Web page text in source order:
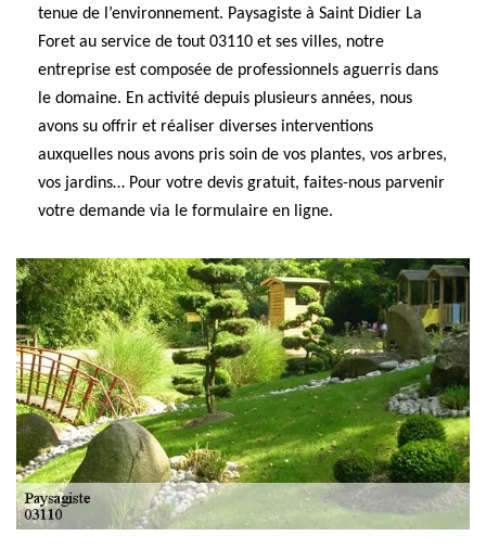
tenue de l’environnement. Paysagiste à Saint Didier La
Foret au service de tout 03110 et ses villes, notre
entreprise est composée de professionnels aguerris dans
le domaine. En activité depuis plusieurs années, nous
avons su offrir et réaliser diverses interventions
auxquelles nous avons pris soin de vos plantes, vos arbres,
vos jardins… Pour votre devis gratuit, faites-nous parvenir
votre demande via le formulaire en ligne.